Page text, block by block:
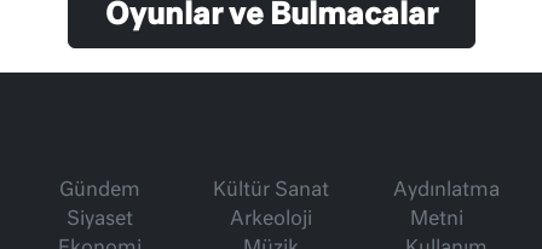
Oyunlar ve Bulmacalar
Gündem
Siyaset
Kültür Sanat
Arkeoloji
Aydınlatma
Metni